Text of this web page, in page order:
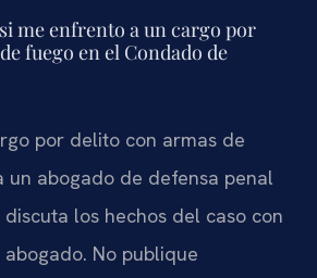
me enfrento a un cargo por
fuego en el Condado de
por delito con armas de
un abogado de defensa penal
los hechos del caso con
No publique